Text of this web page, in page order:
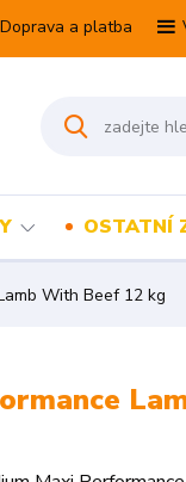
Doprava a platba
OSTATNÍ
With Beef 12 kg